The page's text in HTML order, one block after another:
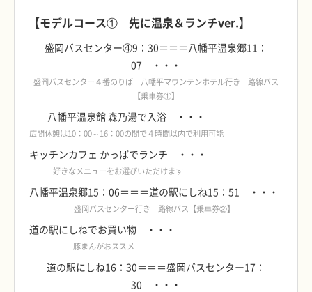
【モデルコース① 先に温泉＆ランチver.】
盛岡バスセンター④9：30＝＝＝八幡平温泉郷11：
07 ・・・
盛岡バスセンター４番のりば 八幡平マウンテンホテル行き 路線バス
【乗車券①】
八幡平温泉館 森乃湯で入浴 ・・・
広間休憩は10：00～16：00の間で４時間以内で利用可能
キッチンカフェ かっぱでランチ ・・・
好きなメニューをお選びいただけます
八幡平温泉郷15：06＝＝＝道の駅にしね15：51 ・・・
盛岡バスセンター行き 路線バス【乗車券②】
道の駅にしねでお買い物 ・・・
豚まんがおススメ
道の駅にしね16：30＝＝＝盛岡バスセンター17：
30 ・・・